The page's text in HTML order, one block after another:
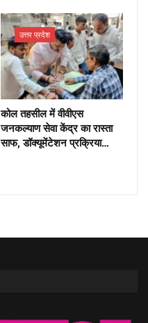
उत्तर प्रदेश
कोल तहसील में वीवीएस
जनकल्याण सेवा केंद्र का रास्ता
साफ, डॉक्यूमेंटेशन प्रक्रिया…